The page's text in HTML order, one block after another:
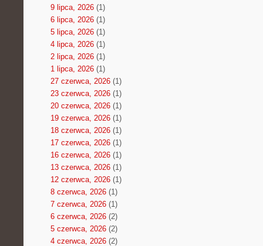
9 lipca, 2026(1)
6 lipca, 2026(1)
5 lipca, 2026(1)
4 lipca, 2026(1)
2 lipca, 2026(1)
1 lipca, 2026(1)
27 czerwca, 2026(1)
23 czerwca, 2026(1)
20 czerwca, 2026(1)
19 czerwca, 2026(1)
18 czerwca, 2026(1)
17 czerwca, 2026(1)
16 czerwca, 2026(1)
13 czerwca, 2026(1)
12 czerwca, 2026(1)
8 czerwca, 2026(1)
7 czerwca, 2026(1)
6 czerwca, 2026(2)
5 czerwca, 2026(2)
4 czerwca, 2026(2)